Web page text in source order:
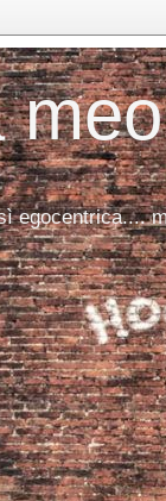
egocentrica....